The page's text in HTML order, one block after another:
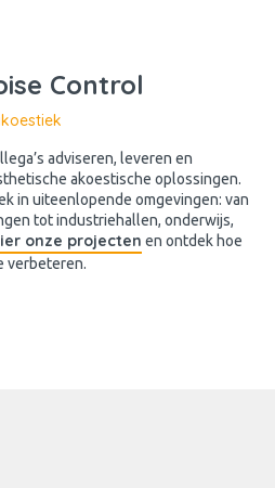
Control
adviseren, leveren en
akoestische oplossingen.
in uiteenlopende omgevingen: van
tot industriehallen, onderwijs,
onze projecten en ontdek hoe
verbeteren.